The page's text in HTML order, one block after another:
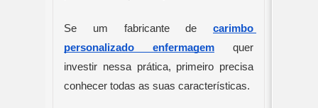
Se um fabricante de carimbo
personalizado enfermagem
quer
investir nessa prática, primeiro precisa
conhecer todas as suas características.